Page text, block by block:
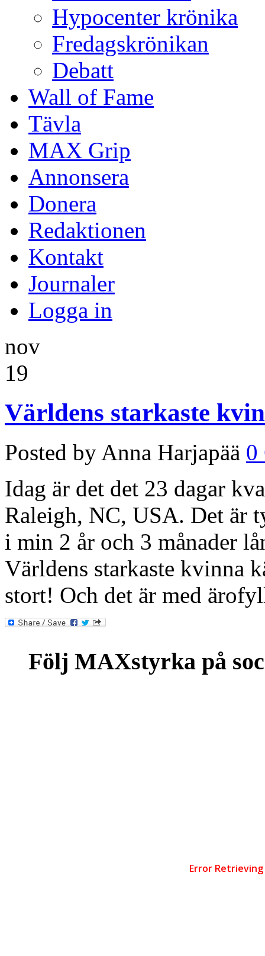
Hypocenter krönika
Fredagskrönikan
Debatt
Wall of Fame
Tävla
MAX Grip
Annonsera
Donera
Redaktionen
Kontakt
Journaler
Logga in
nov
19
Världens starkaste
Posted by Anna Harjapää 0
Idag är det det 23 dagar
Raleigh, NC, USA. Det är
i min 2 år och 3 månader
Världens starkaste kvinna
stort! Och det är med
Följ MAXstyrka på